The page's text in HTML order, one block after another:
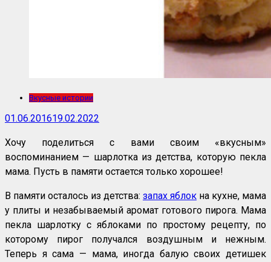
Вкусные истории
01.06.201619.02.2022
Хочу поделиться с вами своим «вкусным»
воспоминанием — шарлотка из детства, которую пекла
мама. Пусть в памяти остается только хорошее!
В памяти осталось из детства: запах яблок на кухне, мама
у плиты и незабываемый аромат готового пирога. Мама
пекла шарлотку с яблоками по простому рецепту, по
которому пирог получался воздушным и нежным.
Теперь я сама — мама, иногда балую своих детишек